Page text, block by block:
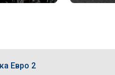
Евро 2